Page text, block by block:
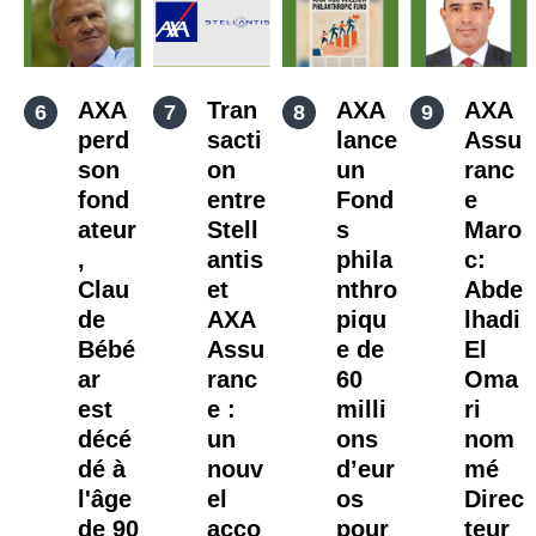
AXA
perd
son
fond
ateur
,
Clau
de
Bébé
ar
est
décé
dé à
l'âge
de 90
Tran
sacti
on
entre
Stell
antis
et
AXA
Assu
ranc
e :
un
nouv
el
acco
AXA
lance
un
Fond
s
phila
nthro
piqu
e de
60
milli
ons
d’eur
os
pour
AXA
Assu
ranc
e
Maro
c:
Abde
lhadi
El
Oma
ri
nom
mé
Direc
teur